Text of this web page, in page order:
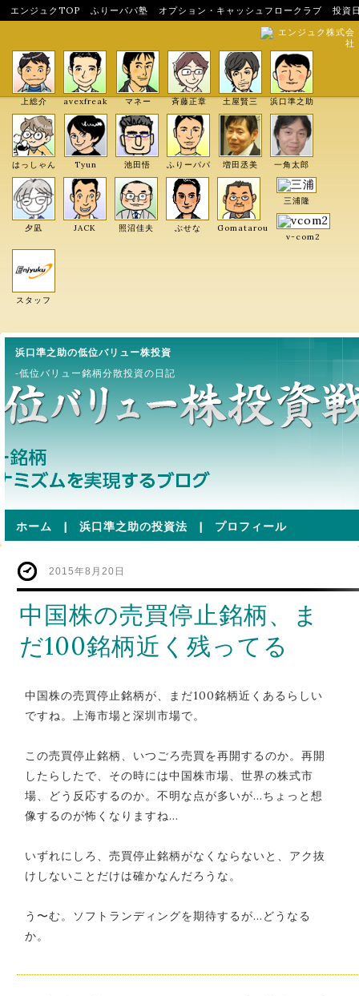
エンジュクTOP ふりーパパ塾 オプション・キャッシュフロークラブ
投資
エンジュク株式会
社
上総介 avexfreak マネー 斉藤正章 土屋賢三 浜口準之助
はっしゃん Tyun 池田悟 ふりーパパ 増田丞美 一角太郎
夕凪 JACK 照沼佳夫 ぶせな Gomatarou
三浦隆
v-com2
スタッフ
浜口準之助の低位バリュー株投資
-低位バリュー銘柄分散投資の日記
ホーム | 浜口準之助の投資法 | プロフィール
2015年8月20日
中国株の売買停止銘柄、ま
だ100銘柄近く残ってる
中国株の売買停止銘柄が、まだ100銘柄近くあるらしい
ですね。上海市場と深圳市場で。
この売買停止銘柄、いつごろ売買を再開するのか。再開
したらしたで、その時には中国株市場、世界の株式市
場、どう反応するのか。不明な点が多いが…ちょっと想
像するのが怖くなりますね…
いずれにしろ、売買停止銘柄がなくならないと、アク抜
けしないことだけは確かなんだろうな。
う〜む。ソフトランディングを期待するが…どうなる
か。